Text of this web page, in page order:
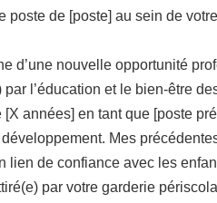
poste de [poste] au sein de
d’une nouvelle opportunité
l’éducation et le bien-être
[X années] en tant que [poste
Mes
lien de confiance avec les
par votre garderie